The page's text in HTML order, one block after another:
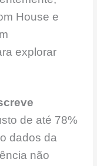
House e
explorar
de até 78%
dados da
não